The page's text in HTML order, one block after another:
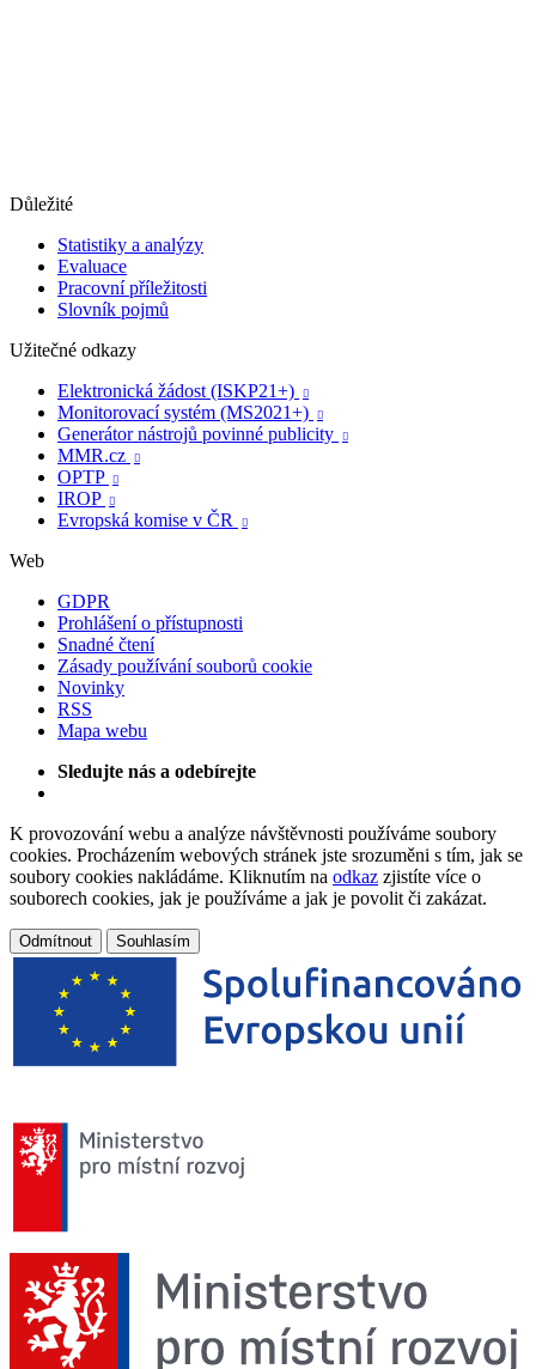
Důležité
Statistiky a analýzy
Evaluace
Pracovní příležitosti
Slovník pojmů
Užitečné odkazy
Elektronická žádost (ISKP21+)

Monitorovací systém (MS2021+) 
Generátor nástrojů povinné publicity 
MMR.cz 
OPTP 
IROP 
Evropská komise v ČR 
Web
GDPR
Prohlášení o přístupnosti
Snadné čtení
Zásady používání souborů cookie
Novinky
RSS
Mapa webu
Sledujte nás a odebírejte
K provozování webu a analýze návštěvnosti používáme soubory
cookies. Procházením webových stránek jste srozuměni s tím, jak se
soubory cookies nakládáme. Kliknutím na odkaz zjistíte více o
souborech cookies, jak je používáme a jak je povolit či zakázat.
Odmítnout Souhlasím